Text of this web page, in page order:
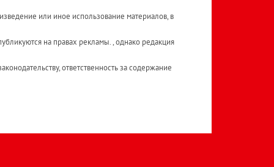
или иное использование материалов, в
на правах рекламы. , однако редакция
ответственность за содержание